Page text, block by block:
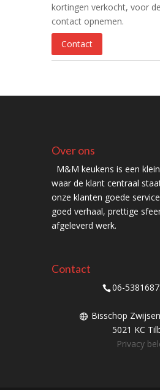
kortingen verkocht, voor
contact opnemen.
Contact
Over ons
M&M keukens is een
waar de klant centraal
onze klanten goede
goed verhaal, prettige
afgeleverd werk.
Contact
06-
Bisschop
5021 KC
Privacy